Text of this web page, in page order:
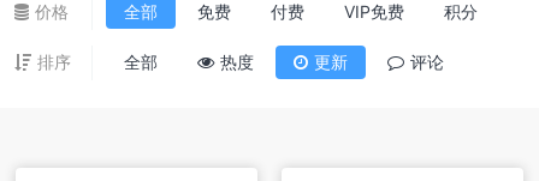
价格 全部 免费 付费 VIP免费 积分
排序 全部 热度 更新 评论